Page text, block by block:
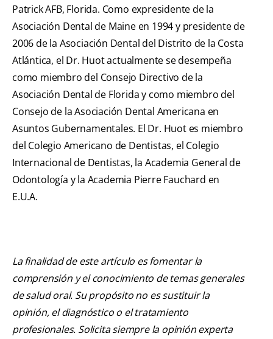
Patrick AFB, Florida. Como expresidente de la
Asociación Dental de Maine en 1994 y presidente de
2006 de la Asociación Dental del Distrito de la Costa
Atlántica, el Dr. Huot actualmente se desempeña
como miembro del Consejo Directivo de la
Asociación Dental de Florida y como miembro del
Consejo de la Asociación Dental Americana en
Asuntos Gubernamentales. El Dr. Huot es miembro
del Colegio Americano de Dentistas, el Colegio
Internacional de Dentistas, la Academia General de
Odontología y la Academia Pierre Fauchard en
E.U.A.
La finalidad de este artículo es fomentar la
comprensión y el conocimiento de temas generales
de salud oral. Su propósito no es sustituir la
opinión, el diagnóstico o el tratamiento
profesionales. Solicita siempre la opinión experta